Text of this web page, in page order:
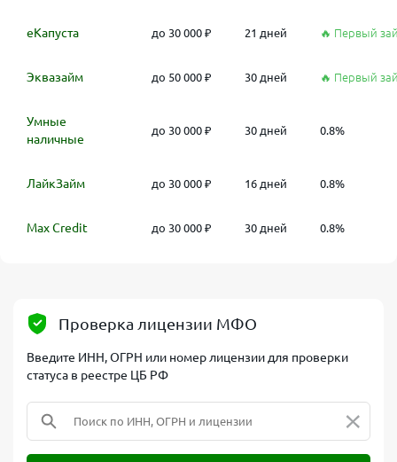
еКапуста до 30 000 ₽ 21 дней 🔥 Первый
Эквазайм до 50 000 ₽ 30 дней 🔥 Первый
Умные
наличные
до 30 000 ₽ 30 дней 0.8%
ЛайкЗайм до 30 000 ₽ 16 дней 0.8%
Max Credit до 30 000 ₽ 30 дней 0.8%
Проверка лицензии МФО
Введите ИНН, ОГРН или номер лицензии для проверки
статуса в реестре ЦБ РФ
×